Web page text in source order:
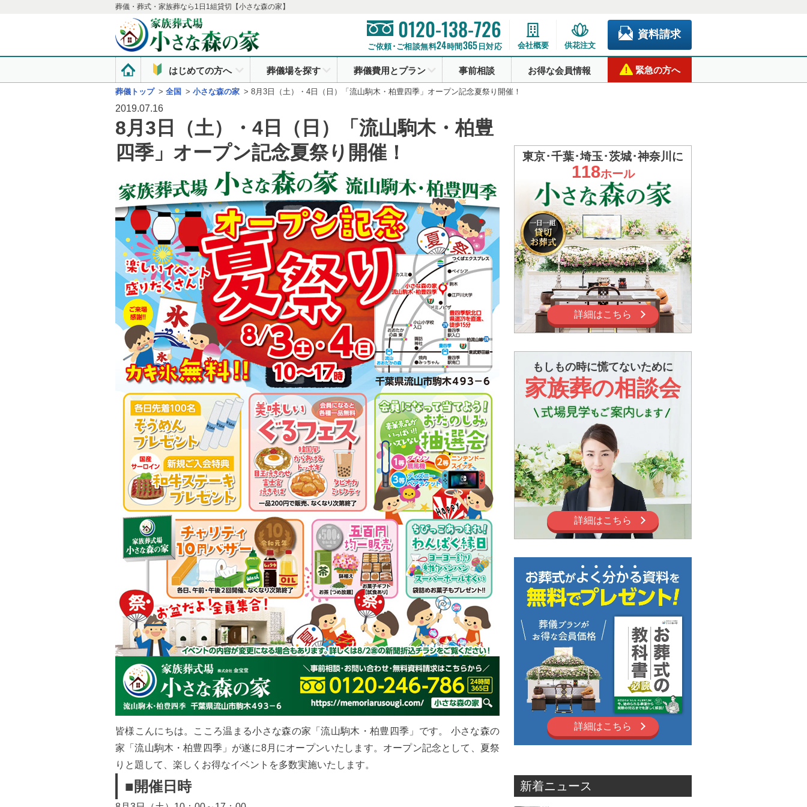
葬儀・葬式・家族葬なら1日1組貸切【小さな森の家】
0120-138-726
ご依頼･ご相談無料24時間 365 日対応 会社概要 供花注文
資料請求
はじめての方へ 葬儀場を探す 葬儀費用とプラン 事前相談 お得な会員情報 緊急の方へ
葬儀トップ > 全国 > 小さな森の家 > 8月3日（土）・4日（日）「流山駒木・柏豊四季」オープン記念夏祭り開催！
2019.07.16
8月3日（土）・4日（日）「流山駒木・柏豊
四季」オープン記念夏祭り開催！
皆様こんにちは。こころ温まる小さな森の家「流山駒木・柏豊四季」です。 小さな森の
家「流山駒木・柏豊四季」が遂に8月にオープンいたします。オープン記念として、夏祭
りと題して、楽しくお得なイベントを多数実施いたします。
■開催日時
東京･千葉･埼玉･茨城･神奈川に
118ホール
詳細はこちら
もしもの時に慌てないために
家族葬の相談会
詳細はこちら
詳細はこちら
新着ニュース